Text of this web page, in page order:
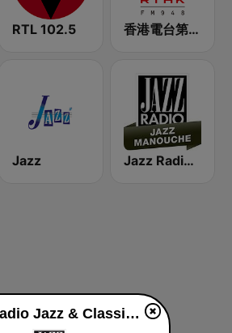
RTL 102.5 香港電台第二台 RTHK Radio 2
Jazz Jazz Radio Jazz Manouche
Jazz Radio Jazz & Classique